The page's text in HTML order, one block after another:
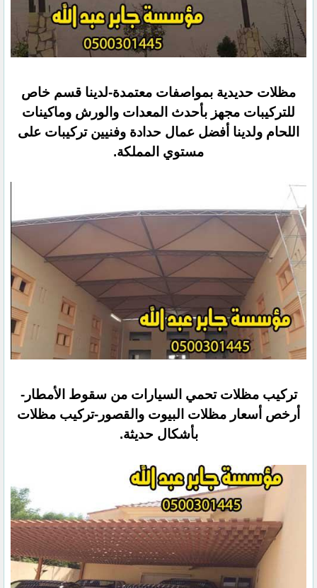
مظلات حديدية بمواصفات معتمدة-لدينا قسم خاص
للتركيبات مجهز بأحدث المعدات والورش وماكينات
اللحام ولدينا أفضل عمال حدادة وفنيين تركيبات على
مستوي المملكة.
تركيب مظلات تحمي السيارات من سقوط الأمطار-
أرخص أسعار مظلات البيوت والقصور-تركيب مظلات
بأشكال حديثة.